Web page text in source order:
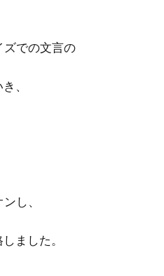
ズでの文言の
、
し、
ました。